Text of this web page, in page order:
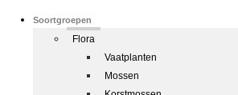
Soortgroepen
Flora
Vaatplanten
Mossen